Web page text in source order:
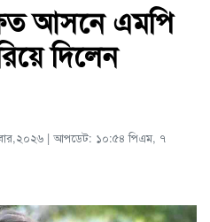
আসনে এমপি
দিলেন
| আপডেট: ১০:৫৪ পিএম, ৭